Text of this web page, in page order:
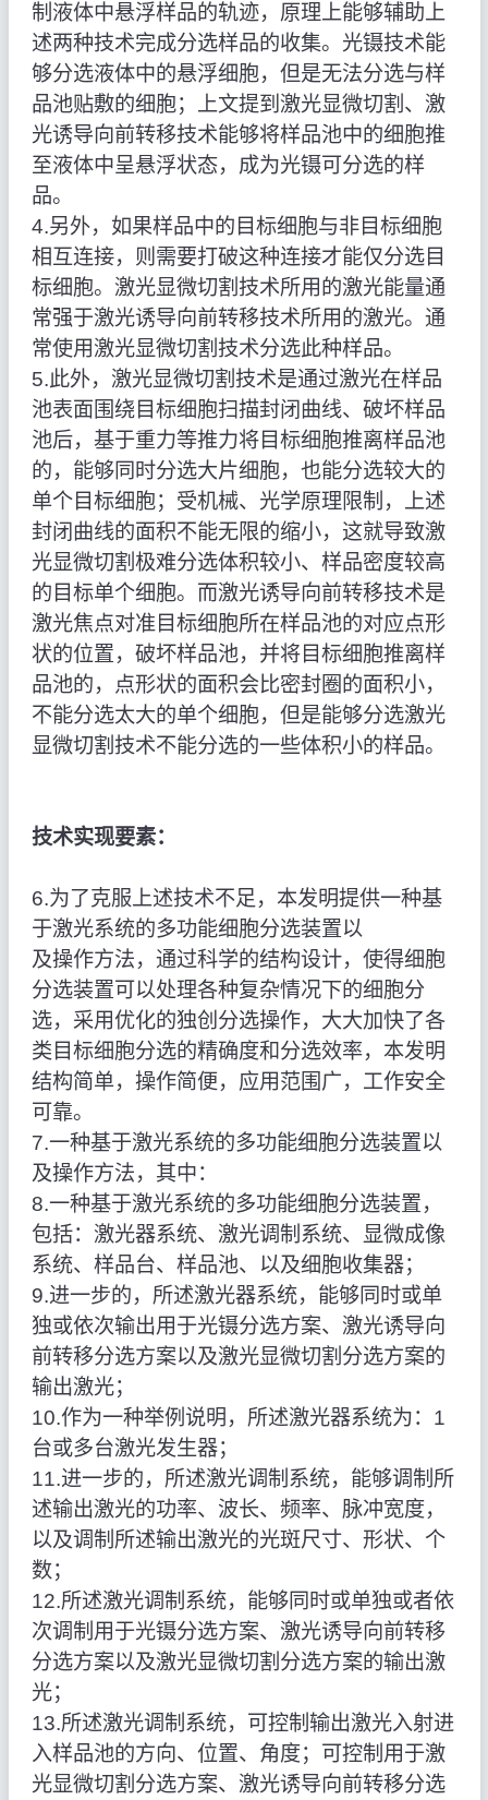
制液体中悬浮样品的轨迹，原理上能够辅助上
述两种技术完成分选样品的收集。光镊技术能
够分选液体中的悬浮细胞，但是无法分选与样
品池贴敷的细胞；上文提到激光显微切割、激
光诱导向前转移技术能够将样品池中的细胞推
至液体中呈悬浮状态，成为光镊可分选的样
品。
4.另外，如果样品中的目标细胞与非目标细胞
相互连接，则需要打破这种连接才能仅分选目
标细胞。激光显微切割技术所用的激光能量通
常强于激光诱导向前转移技术所用的激光。通
常使用激光显微切割技术分选此种样品。
5.此外，激光显微切割技术是通过激光在样品
池表面围绕目标细胞扫描封闭曲线、破坏样品
池后，基于重力等推力将目标细胞推离样品池
的，能够同时分选大片细胞，也能分选较大的
单个目标细胞；受机械、光学原理限制，上述
封闭曲线的面积不能无限的缩小，这就导致激
光显微切割极难分选体积较小、样品密度较高
的目标单个细胞。而激光诱导向前转移技术是
激光焦点对准目标细胞所在样品池的对应点形
状的位置，破坏样品池，并将目标细胞推离样
品池的，点形状的面积会比密封圈的面积小，
不能分选太大的单个细胞，但是能够分选激光
显微切割技术不能分选的一些体积小的样品。
技术实现要素：
6.为了克服上述技术不足，本发明提供一种基
于激光系统的多功能细胞分选装置以
及操作方法，通过科学的结构设计，使得细胞
分选装置可以处理各种复杂情况下的细胞分
选，采用优化的独创分选操作，大大加快了各
类目标细胞分选的精确度和分选效率，本发明
结构简单，操作简便，应用范围广，工作安全
可靠。
7.一种基于激光系统的多功能细胞分选装置以
及操作方法，其中：
8.一种基于激光系统的多功能细胞分选装置，
包括：激光器系统、激光调制系统、显微成像
系统、样品台、样品池、以及细胞收集器；
9.进一步的，所述激光器系统，能够同时或单
独或依次输出用于光镊分选方案、激光诱导向
前转移分选方案以及激光显微切割分选方案的
输出激光；
10.作为一种举例说明，所述激光器系统为：1
台或多台激光发生器；
11.进一步的，所述激光调制系统，能够调制所
述输出激光的功率、波长、频率、脉冲宽度，
以及调制所述输出激光的光斑尺寸、形状、个
数；
12.所述激光调制系统，能够同时或单独或者依
次调制用于光镊分选方案、激光诱导向前转移
分选方案以及激光显微切割分选方案的输出激
光；
13.所述激光调制系统，可控制输出激光入射进
入样品池的方向、位置、角度；可控制用于激
光显微切割分选方案、激光诱导向前转移分选